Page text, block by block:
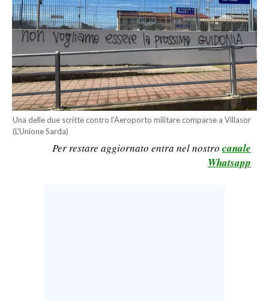
SPORT
RISULTATI E CLASSIFICHE
CALCIO
CALCIO REGIONALE
BASKET
VOLLEY
MOTORI
TENNIS
ALTRI SPORT
Una delle due scritte contro l'Aeroporto militare comparse a Villasor
(L'Unione Sarda)
Per restare aggiornato entra nel nostro canale
Whatsapp